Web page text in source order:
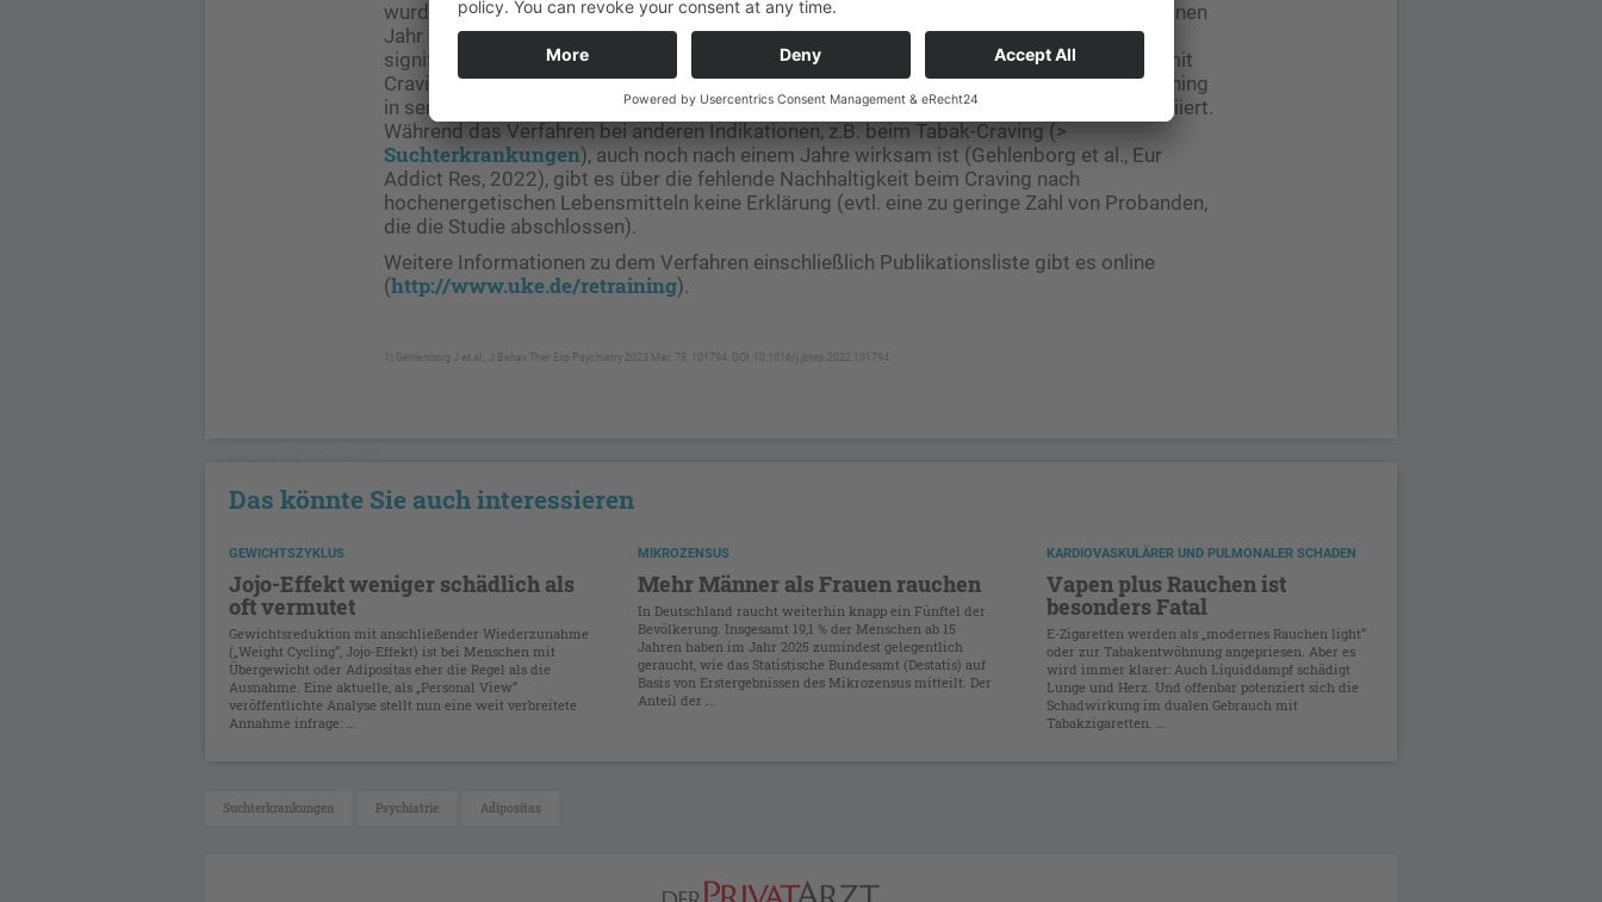
wurden Lebensqualität und die subjektive Bewertung der Intervention aus dem vergangenen
Jahr online erhoben. Bei der statistischen Analyse der Ergebnisse zeigten sich keine
signifikanten langfristigen Interaktionseffekte hinsichtlich der Endpunkte bei Personen mit
Craving nach kalorienreichen Lebensmitteln. Lediglich bei den Probanden, die das Retraining
in sensu seinerzeit intensiv nutzten, war es mit einer stärkeren Symptomreduktion assoziiert.
Während das Verfahren bei anderen Indikationen, z.B. beim Tabak-Craving (>
Suchterkrankungen), auch noch nach einem Jahre wirksam ist (Gehlenborg et al., Eur
Addict Res, 2022), gibt es über die fehlende Nachhaltigkeit beim Craving nach
hochenergetischen Lebensmitteln keine Erklärung (evtl. eine zu geringe Zahl von Probanden,
die die Studie abschlossen).
Weitere Informationen zu dem Verfahren einschließlich Publikationsliste gibt es online
(http://www.uke.de/retraining).
1) Gehlenborg J et al., J Behav Ther Exp Psychiatry 2023 Mar; 78: 101794, DOI: 10.1016/j.jbtep.2022.101794
Das könnte Sie auch interessieren
GEWICHTSZYKLUS
Jojo-Effekt weniger schädlich als
oft vermutet
Gewichtsreduktion mit anschließender Wiederzunahme
(„Weight Cycling“, Jojo-Effekt) ist bei Menschen mit
Übergewicht oder Adipositas eher die Regel als die
Ausnahme. Eine aktuelle, als „Personal View“
veröffentlichte Analyse stellt nun eine weit verbreitete
Annahme infrage: ...
MIKROZENSUS
Mehr Männer als Frauen rauchen
In Deutschland raucht weiterhin knapp ein Fünftel der
Bevölkerung. Insgesamt 19,1 % der Menschen ab 15
Jahren haben im Jahr 2025 zumindest gelegentlich
geraucht, wie das Statistische Bundesamt (Destatis) auf
Basis von Erstergebnissen des Mikrozensus mitteilt. Der
Anteil der ...
KARDIOVASKULÄRER UND PULMONALER SCHADEN
Vapen plus Rauchen ist
besonders Fatal
E-Zigaretten werden als „modernes Rauchen light“
oder zur Tabakentwöhnung angepriesen. Aber es
wird immer klarer: Auch Liquiddampf schädigt
Lunge und Herz. Und offenbar potenziert sich die
Schadwirkung im dualen Gebrauch mit
Tabakzigaretten. ...
Suchterkrankungen Psychiatrie Adipositas